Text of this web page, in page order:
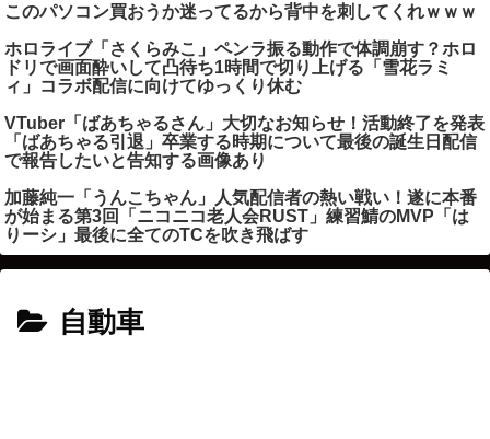
このパソコン買おうか迷ってるから背中を刺してくれｗｗｗ
ホロライブ「さくらみこ」ペンラ振る動作で体調崩す？ホロ
ドリで画面酔いして凸待ち1時間で切り上げる「雪花ラミ
ィ」コラボ配信に向けてゆっくり休む
VTuber「ばあちゃるさん」大切なお知らせ！活動終了を発表
「ばあちゃる引退」卒業する時期について最後の誕生日配信
で報告したいと告知する画像あり
加藤純一「うんこちゃん」人気配信者の熱い戦い！遂に本番
が始まる第3回「ニコニコ老人会RUST」練習鯖のMVP「は
りーシ」最後に全てのTCを吹き飛ばす
自動車